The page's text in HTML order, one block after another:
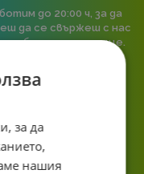
до 20:00 ч, за да
да се свържеш с нас
работа или училище.
за да
нашия